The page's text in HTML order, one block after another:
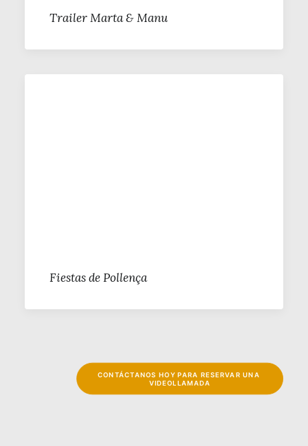
Trailer Marta & Manu
Fiestas de Pollença
CONTÁCTANOS HOY PARA RESERVAR UNA
VIDEOLLAMADA